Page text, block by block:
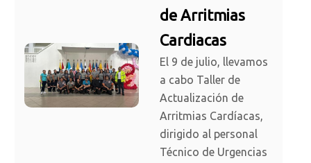
de Arritmias
Cardiacas
El 9 de julio, llevamos
a cabo Taller de
Actualización de
Arritmias Cardíacas,
dirigido al personal
Técnico de Urgencias